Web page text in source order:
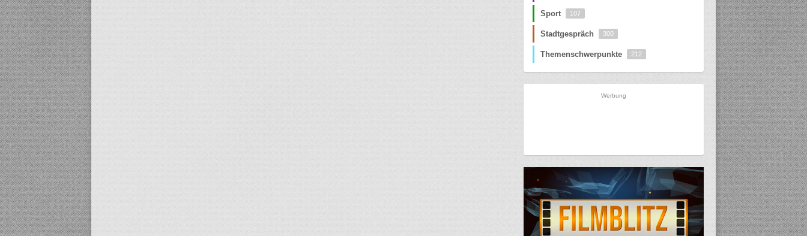
Sport 107
Stadtgespräch 300
Themenschwerpunkte 212
Werbung